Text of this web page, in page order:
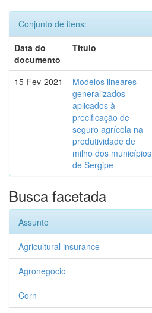
Conjunto de itens:
Data do
documento
Título
15-Fev-2021
Modelos lineares
generalizados
aplicados à
precificação de
seguro agrícola na
produtividade de
milho dos municípios
de Sergipe
Busca facetada
Assunto
Agricultural insurance
Agronegócio
Corn